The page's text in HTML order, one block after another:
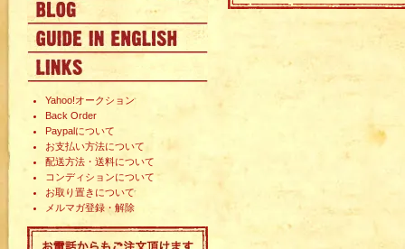
Yahoo!オークション
Back Order
Paypalについて
お支払い方法について
配送方法・送料について
コンディションについて
お取り置きについて
メルマガ登録・解除